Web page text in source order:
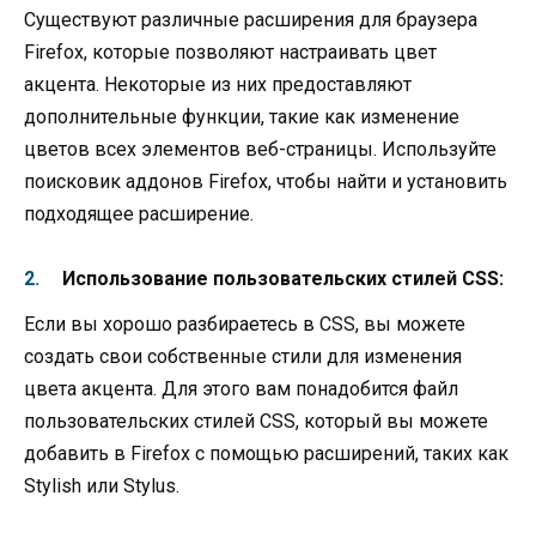
Существуют различные расширения для браузера
Firefox, которые позволяют настраивать цвет
акцента. Некоторые из них предоставляют
дополнительные функции, такие как изменение
цветов всех элементов веб-страницы. Используйте
поисковик аддонов Firefox, чтобы найти и установить
подходящее расширение.
Использование пользовательских стилей CSS:
Если вы хорошо разбираетесь в CSS, вы можете
создать свои собственные стили для изменения
цвета акцента. Для этого вам понадобится файл
пользовательских стилей CSS, который вы можете
добавить в Firefox с помощью расширений, таких как
Stylish или Stylus.